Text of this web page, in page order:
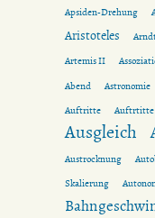
Apsiden-Drehung
Aristoteles
Artemis II
Abend
Astronomie
Auftritte
Auftrtitte
Ausgleich
Austrocknung
Skalierung